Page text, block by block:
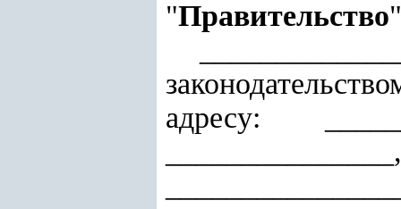
"Правительство
адресу: